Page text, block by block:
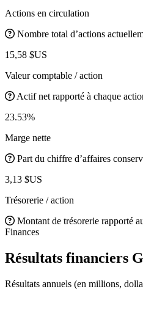
Actions en circulation
Nombre total d’actions
15,58 $US
Valeur comptable / action
Actif net rapporté à chaque
23.53%
Marge nette
Part du chiffre d’affaires
3,13 $US
Trésorerie / action
Montant de trésorerie rapporté
Finances
Résultats financiers
Résultats annuels (en millions,